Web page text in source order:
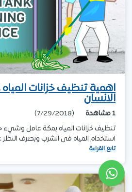
اهمية تنظيف خزانات
الانسان
1مشاهدة
(7/29/2018)
تنظيف خزانات المياه بمكة عامل وشيء
استخدام المياه فى الشرب وبصرف
تابع القراءة